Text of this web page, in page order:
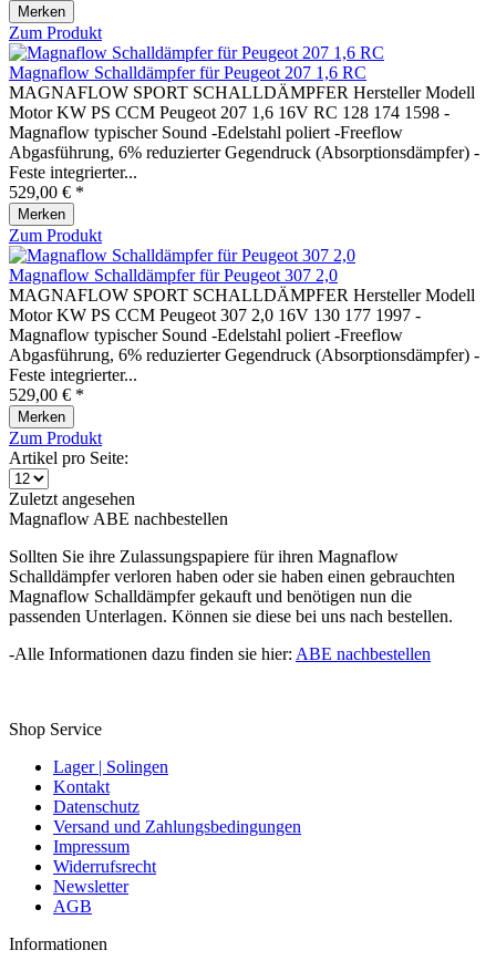
Merken
Zum Produkt
Magnaflow Schalldämpfer für Peugeot 207 1,6 RC
MAGNAFLOW SPORT SCHALLDÄMPFER Hersteller Modell
Motor KW PS CCM Peugeot 207 1,6 16V RC 128 174 1598 -
Magnaflow typischer Sound -Edelstahl poliert -Freeflow
Abgasführung, 6% reduzierter Gegendruck (Absorptionsdämpfer) -
Feste integrierter...
529,00 € *
Merken
Zum Produkt
Magnaflow Schalldämpfer für Peugeot 307 2,0
MAGNAFLOW SPORT SCHALLDÄMPFER Hersteller Modell
Motor KW PS CCM Peugeot 307 2,0 16V 130 177 1997 -
Magnaflow typischer Sound -Edelstahl poliert -Freeflow
Abgasführung, 6% reduzierter Gegendruck (Absorptionsdämpfer) -
Feste integrierter...
529,00 € *
Merken
Zum Produkt
Artikel pro Seite:
Zuletzt angesehen
Magnaflow ABE nachbestellen
Sollten Sie ihre Zulassungspapiere für ihren Magnaflow
Schalldämpfer verloren haben oder sie haben einen gebrauchten
Magnaflow Schalldämpfer gekauft und benötigen nun die
passenden Unterlagen. Können sie diese bei uns nach bestellen.
-Alle Informationen dazu finden sie hier: ABE nachbestellen
Shop Service
Lager | Solingen
Kontakt
Datenschutz
Versand und Zahlungsbedingungen
Impressum
Widerrufsrecht
Newsletter
AGB
Informationen